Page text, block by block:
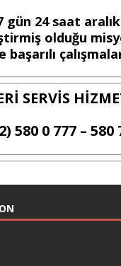
24 saat
olduğu
SERVİS
580 0 777 – 580